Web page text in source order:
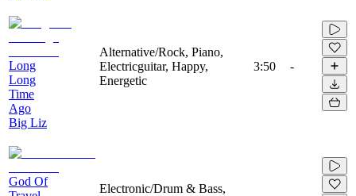
Long
Long
Time
Ago
Big Liz
Alternative/Rock, Piano,
Electricguitar, Happy,
Energetic
3:50 -
God Of
Electronic/Drum & Bass,